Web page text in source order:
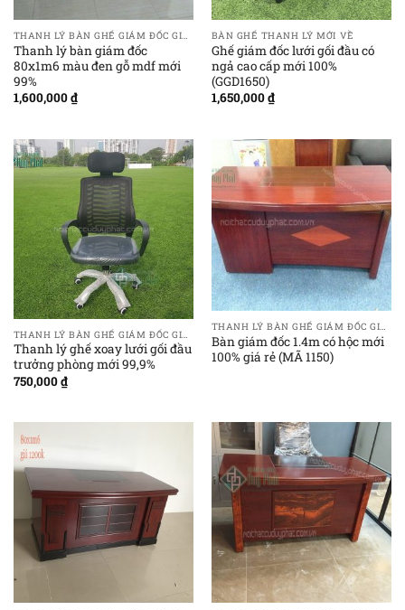
THANH LÝ BÀN GHẾ GIÁM ĐỐC GIÁ RẺ
Thanh lý bàn giám đốc
80x1m6 màu đen gỗ mdf mới
99%
1,600,000₫
BÀN GHẾ THANH LÝ MỚI VỀ
Ghế giám đốc lưới gối đầu có
ngả cao cấp mới 100%
(GGD1650)
1,650,000₫
Thanh lý ghế xoay lưới gối đầu
trưởng phòng mới 99,9%
750,000₫
THANH LÝ BÀN GHẾ GIÁM ĐỐC GIÁ RẺ
Bàn giám đốc 1.4m có hộc mới
100% giá rẻ (MÃ 1150)